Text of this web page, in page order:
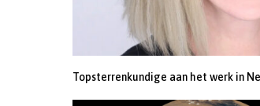
Topsterrenkundige aan het werk in